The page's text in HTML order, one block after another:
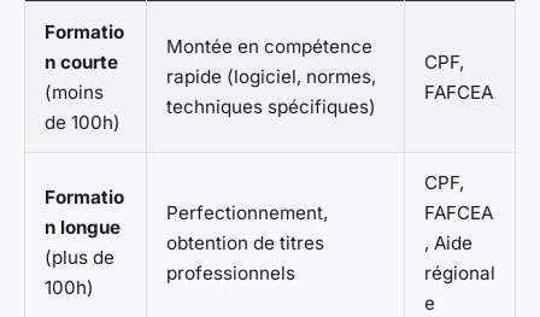
Formatio
n courte
(moins
de 100h)
Montée en compétence
rapide (logiciel, normes,
techniques spécifiques)
CPF,
FAFCEA
Formatio
n longue
(plus de
100h)
Perfectionnement,
obtention de titres
professionnels
CPF,
FAFCEA
, Aide
régional
e